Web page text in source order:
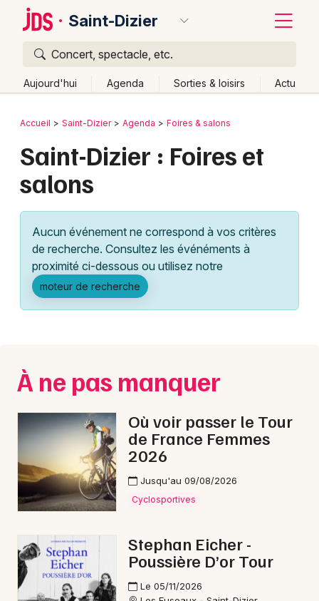
Saint-Dizier
Concert, spectacle, etc.
Aujourd'hui Agenda Sorties & loisirs Actu
Publier un événement
Grands événements
Activité & Expérience
Manifestations
Foires & salons
Concerts
Sports
Sorties famille
Sorties & loisirs
Foires dans la Haute-Marne
Bordeaux
Colmar
Lille
Lyon
Marseille
Mulhouse
Nice
Paris
Strasbourg
Toulouse
Toutes les villes
Retour
Accueil Saint-Dizier Agenda Foires & salons
Saint-Dizier : Foires et
salons
Aucun événement ne correspond à vos critères
de recherche. Consultez les événéments à
proximité ci-dessous ou utilisez notre
moteur de recherche
À ne pas manquer
Où voir passer le Tour
de France Femmes
2026
Jusqu'au 09/08/2026
Cyclosportives
Stephan Eicher -
Poussière D’or Tour
Le 05/11/2026
Quoi ?
Où ?
Champagne-Ardenne
Partout
Près de moi
Changer de lieu
Aujourd'hui
Demain Ce week-end Autre